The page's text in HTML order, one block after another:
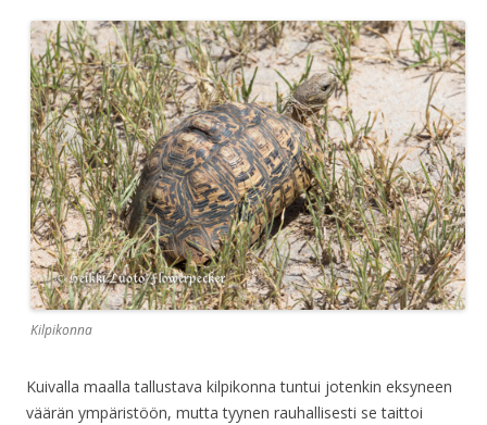
Kilpikonna
Kuivalla maalla tallustava kilpikonna tuntui jotenkin eksyneen
väärän ympäristöön, mutta tyynen rauhallisesti se taittoi